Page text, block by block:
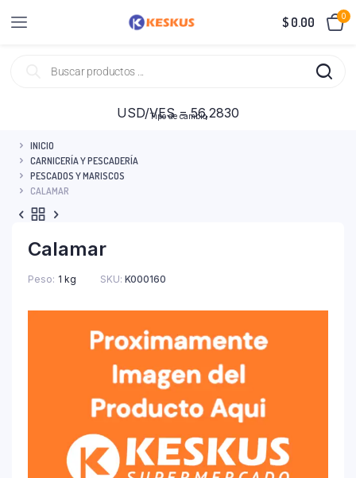
$ 0.00 0
Tipo de cambio
USD/VES = 56,2830
INICIO
CARNICERÍA Y PESCADERÍA
PESCADOS Y MARISCOS
CALAMAR
Calamar
Peso 1 kg SKU: K000160